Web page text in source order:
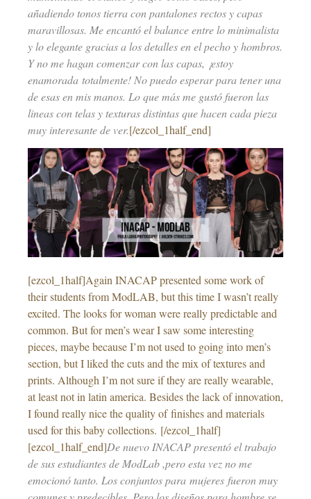
añadiendo tonos tierra con pantalones rectos y capas
maravillosas. Me encantó el balance entre lo minimalista
y lo elegante gracias a los detalles en el pecho y hombros.
Y no me hagan comenzar con las capas, ¡estoy
enamorada totalmente! No puedo esperar para tener una
de esas en mis manos. Lo que más me gustó fueron las
lineas con telas y texturas distintas que hacen cada pieza
muy interesante de ver.[/ezcol_1half_end]
[ezcol_1half]Again INACAP presented some work of
their students from ModLAB, but this time I wasn’t really
excited. The looks for woman were really predictable and
common. But for men’s wear I saw some interesting
pieces, maybe because I’m not used to going into men’s
section, but I liked the cuts and the mix of textures and
prints. Although I’m not sure if they are really wearable,
at least not in latin america. Besides the lack of innovation,
I found really nice the quality of finishes and materials
used for this baby collections. [/ezcol_1half]
[ezcol_1half_end]De nuevo INACAP presentó el trabajo
de sus estudiantes de ModLab ,pero esta vez no me
emocionó tanto. Los conjuntos para mujeres fueron muy